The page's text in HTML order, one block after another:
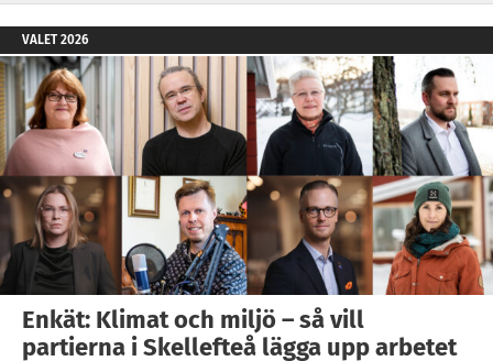
VALET 2026
Enkät: Klimat och miljö – så vill
partierna i Skellefteå lägga upp arbetet